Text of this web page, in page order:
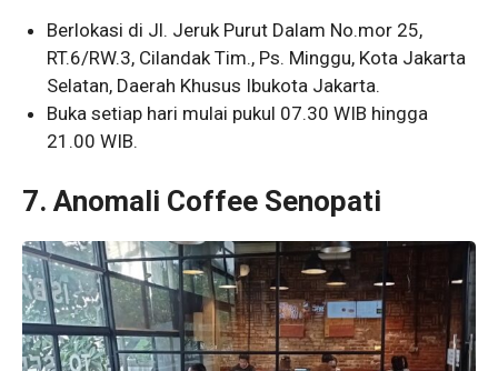
Berlokasi di Jl. Jeruk Purut Dalam No.mor 25,
RT.6/RW.3, Cilandak Tim., Ps. Minggu, Kota Jakarta
Selatan, Daerah Khusus Ibukota Jakarta.
Buka setiap hari mulai pukul 07.30 WIB hingga
21.00 WIB.
7. Anomali Coffee Senopati